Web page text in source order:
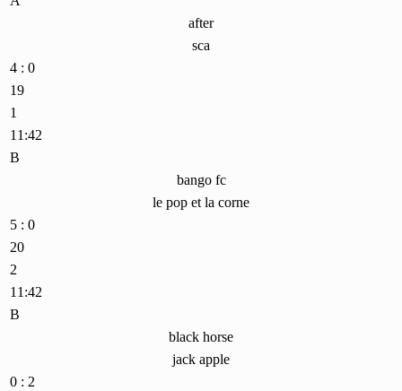
after
sca
4 : 0
19
1
11:42
B
bango fc
le pop et la corne
5 : 0
20
2
11:42
B
black horse
jack apple
0 : 2